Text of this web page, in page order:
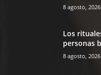
8 agosto, 2026
Los
personas
8 agosto, 2026